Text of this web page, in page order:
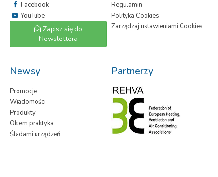
Facebook
YouTube
Zapisz się do
Newslettera
Regulamin
Polityka Cookies
Zarządzaj ustawieniami Cookies
Newsy
Promocje
Wiadomości
Produkty
Okiem praktyka
Śladami urządzeń
Partnerzy